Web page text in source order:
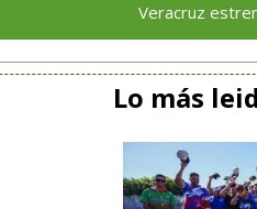
Veracruz estrenará en
Lo más